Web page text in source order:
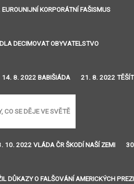
KORPORÁTNÍ FAŠISMUS
DECIMOVAT OBYVATELSTVO
14. 8. 2022 BABIŠIÁDA 21. 8. 2022
CO SE DĚJE VE SVĚTĚ
10. 2022 VLÁDA ČR ŠKODÍ NAŠÍ ZEMI
DŮKAZY O FALŠOVÁNÍ AMERICKÝCH